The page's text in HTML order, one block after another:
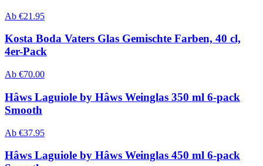
Ab €21.95
Kosta Boda Vaters Glas Gemischte Farben, 40 cl,
4er-Pack
Ab €70.00
Hâws Laguiole by Hâws Weinglas 350 ml 6-pack
Smooth
Ab €37.95
Hâws Laguiole by Hâws Weinglas 450 ml 6-pack